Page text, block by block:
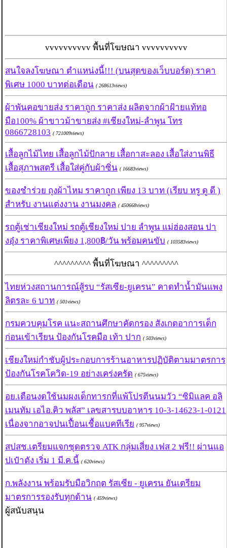
vvvvvvvvvv พื้นที่โฆษณา vvvvvvvvvv
สนใจลงโฆษณา ตำแหน่งนี้!!! (บนสุดของเว็บบอร์ด) ราคา
พิเศษ 1000 บาทต่อเดือน ( 268613views)
ผ้าพันคอขายส่ง ราคาถูก ราคาส่ง ผลิตจากผ้าฝ้ายแท้ทอ
มือ100% ผ้าขาวม้าขายส่ง #เชียงใหม่-ลำพูน โทร
0866728103 ( 721009views)
เสื้อลูกไม้ไทย เสื้อลูกไม้ปักลาย เสื้อกาสะลอง เสื้อใส่งานพิธี
เสื้อสุภาพสตรี เสื้อใส่คู่กับผ้าซิ่น ( 16683views)
ของชำร่วย ถุงผ้าไหม ราคาถูก เพียง 13 บาท (เรียบ หรู ดู ดี )
สำหรับ งานแต่งงาน งานมงคล ( 450668views)
รถตู้เช่าเชียงใหม่ รถตู้เชียงใหม่ ปาย ลำพูน แม่ฮ่องสอน ปา
งอุ๋ง ราคาพิเศษเพียง 1,800฿/วัน พร้อมคนขับ ( 103583views)
^^^^^^^^^ พื้นที่โฆษณา ^^^^^^^^^
ไทยห่วงสถานการณ์สู้รบ “รัสเซีย-ยูเครน” คาดทำน้ำมันแพง
ลิตรละ 6 บาท ( 501views)
กรมควบคุมโรค แนะสถานศึกษาคัดกรอง สังเกตอาการเด็ก
ก่อนเข้าเรียน ป้องกันโรคมือ เท้า ปาก ( 503views)
เชียงใหม่กำชับผู้ประกอบการร้านอาหารปฏิบัติตามมาตรการ
ป้องกันโรคโควิด-19 อย่างเคร่งครัด ( 675views)
อย.เตือนงดใช้นมผงเด็กทารกที่แพ้โปรตีนนมวัว “ซิมิแลค อลิ
เมนทัม เอไอ.คิว พลัส” เลขสารบบอาหาร 10-3-14623-1-0121
เนื่องจากอาจปนเปื้อนเชื้อแบคทีเรีย ( 957views)
สปสช.เตรียมแจกชุดตรวจ ATK กลุ่มเสี่ยง เฟส 2 ฟรี!! ผ่านแอ
ปเป๋าตัง เริ่ม 1 มี.ค.นี้ ( 620views)
ก.พลังงาน พร้อมรับมือวิกฤต รัสเซีย - ยูเครน ยันเตรียม
มาตรการรองรับทุกด้าน ( 459views)
ผู้สนับสนุน